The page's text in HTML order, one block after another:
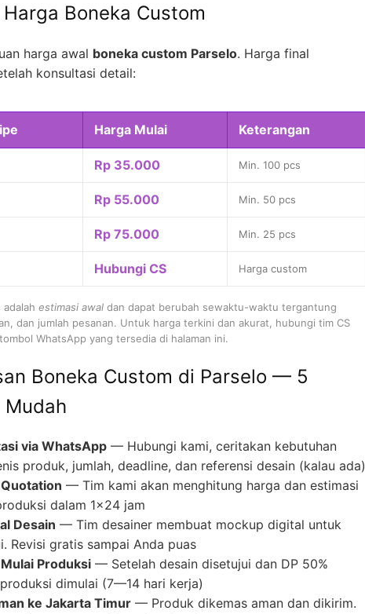
Boneka Custom
harga awal boneka custom Parselo. Harga final
konsultasi detail:
Harga Mulai Keterangan
Rp 35.000 Min. 100 pcs
Rp 55.000 Min. 50 pcs
Rp 75.000 Min. 25 pcs
Hubungi CS Harga custom
estimasi awal dan dapat berubah sewaktu-waktu tergantung
dan jumlah pesanan. Untuk harga terkini dan akurat, hubungi tim CS
WhatsApp yang tersedia di halaman ini.
Boneka Custom di Parselo — 5
Mudah
via WhatsApp — Hubungi kami, ceritakan kebutuhan
produk, jumlah, deadline, dan referensi desain (kalau ada)
— Tim kami akan menghitung harga dan estimasi
dalam 1×24 jam
Desain — Tim desainer membuat mockup digital untuk
Revisi gratis sampai Anda puas
Produksi — Setelah desain disetujui dan DP 50%
dimulai (7—14 hari kerja)
ke Jakarta Timur — Produk dikemas aman dan dikirim.